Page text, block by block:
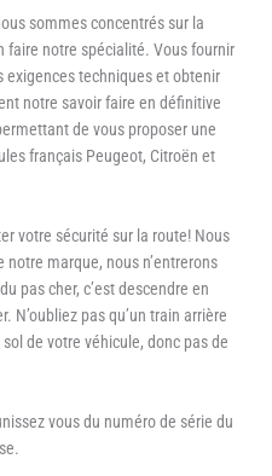
sommes concentrés sur la
faire notre spécialité. Vous fournir
exigences techniques et obtenir
notre savoir faire en définitive
de vous proposer une
français Peugeot, Citroën et
votre sécurité sur la route! Nous
notre marque, nous n’entrerons
pas cher, c’est descendre en
N’oubliez pas qu’un train arrière
de votre véhicule, donc pas de
vous du numéro de série du